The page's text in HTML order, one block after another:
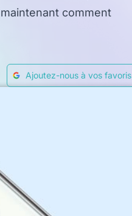
comment
Ajoutez-nous à vos favoris